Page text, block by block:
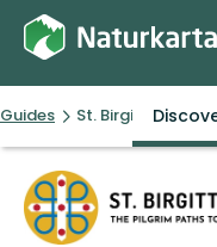
Guides St. Birgitta Ways